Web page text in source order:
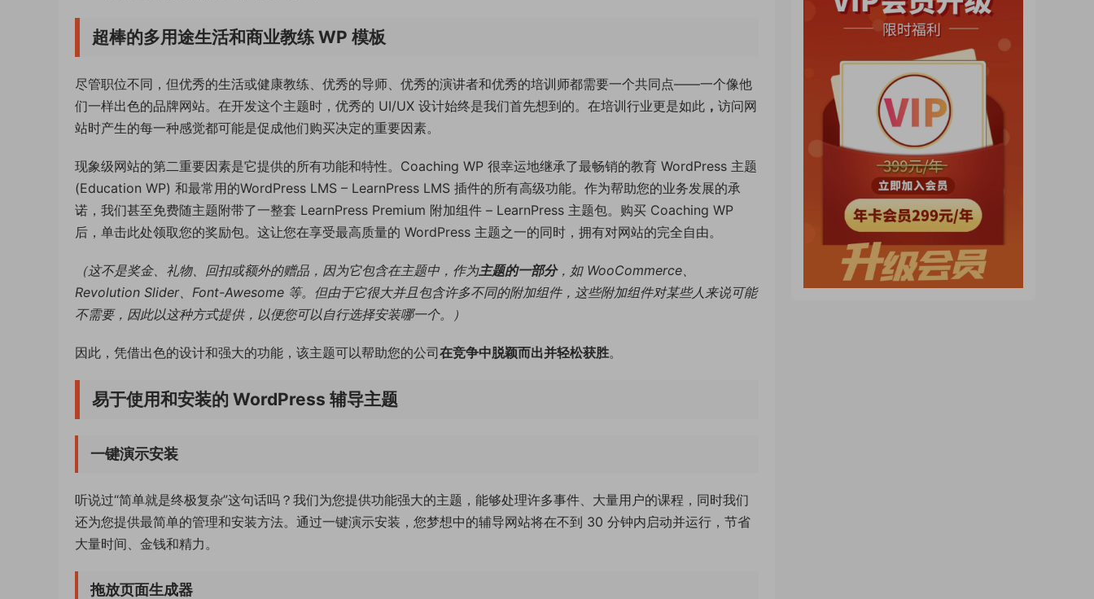
超棒的多用途生活和商业教练 WP 模板
尽管职位不同，但优秀的生活或健康教练、优秀的导师、优秀的演讲者和优秀的培训师都需要一个共同点——一个像他
们一样出色的品牌网站。在开发这个主题时，优秀的 UI/UX 设计始终是我们首先想到的。在培训行业更是如此 ， 访问网
站时产生的每一种感觉都可能是促成他们购买决定的重要因素。
现象级网站的第二重要因素是它提供的所有功能和特性。Coaching WP 很幸运地继承了最畅销的教育 WordPress 主题
(Education WP) 和最常用的WordPress LMS – LearnPress LMS 插件的所有高级功能。作为帮助您的业务发展的承
诺，我们甚至免费随主题附带了一整套 LearnPress Premium 附加组件 – LearnPress 主题包。购买 Coaching WP
后，单击此处领取您的奖励包。这让您在享受最高质量的 WordPress 主题之一的同时，拥有对网站的完全自由。
（这不是奖金、礼物、回扣或额外的赠品，因为它包含在主题中，作为主题的一部分，如 WooCommerce、
Revolution Slider、Font-Awesome 等。但由于它很大并且包含许多不同的附加组件，这些附加组件对某些人来说可能
不需要，因此以这种方式提供，以便您可以自行选择安装哪一个。）
因此，凭借出色的设计和强大的功能，该主题可以帮助您的公司在竞争中脱颖而出并轻松获胜。
易于使用和安装的 WordPress 辅导主题
一键演示安装
听说过“简单就是终极复杂”这句话吗？我们为您提供功能强大的主题，能够处理许多事件、大量用户的课程，同时我们
还为您提供最简单的管理和安装方法。通过一键演示安装，您梦想中的辅导网站将在不到 30 分钟内启动并运行，节省
大量时间、金钱和精力。
拖放页面生成器